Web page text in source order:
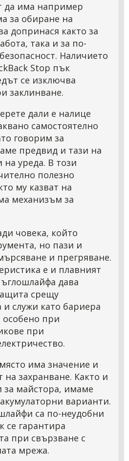
да има например
за обиране на
допринася както за
така и за по-
Наличието
Stop пък
се изключва
заклинване.
дали е налице
самостоятелно
говорим за
предвид и тази на
уреда. В този
полезно
му казват на
механизъм за
човека, който
но пази и
и прегряване.
е и плавният
дава
срещу
и служи като бариера
особено при
при
има значение и
на захранване. Както и
за майстора, имаме
варианти.
са по-неудобни
се гарантира
при свързване с
мрежа.